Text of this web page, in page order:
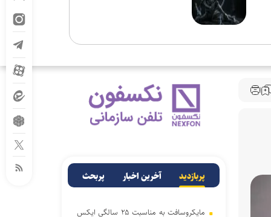
پربازدید آخرین اخبار پربحث
مایکروسافت به مناسبت ۲۵ سالگی ایکس